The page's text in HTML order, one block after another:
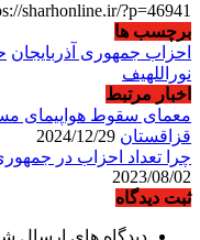
sharhonline.ir/?p=46941
برچسب ها
احزاب جمهوری آذربایجان
نوراللهیف
اخبار مرتبط
معمای سقوط هواپیمای
قزاقستان
چرا تعداد احزاب در
2023/08/02
ثبت دیدگاه